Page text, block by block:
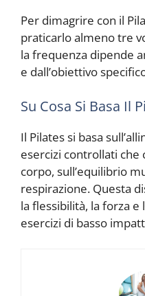
Per dimagrire con il
praticarlo almeno tre
la frequenza dipende
e dall’obiettivo
Su Cosa Si Basa Il
Il Pilates si basa
esercizi controllati che
corpo, sull’equilibrio
respirazione. Questa
la flessibilità, la forza
esercizi di basso